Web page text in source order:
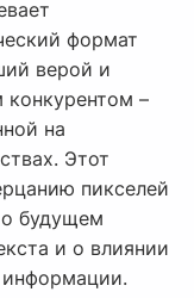
формат
верой и
–
на
Этот
пикселей
будущем
и о влиянии
информации.